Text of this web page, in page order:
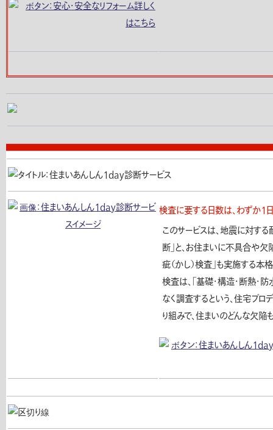
検査に要する日数は、わずか１日
このサービスは、地震に対す
断」と、お住まいに不具合や
疵（かし）検査」も実施する本
検査は、「基礎・構造・断熱・
なく調査するという、住宅プロ
り組みで、住まいのどんな欠